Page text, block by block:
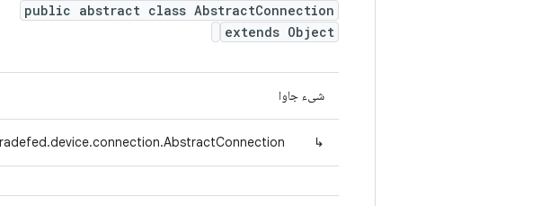
public abstract class AbstractConnection
extends Object
شیء جاوا
↳